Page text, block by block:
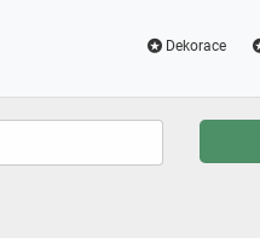
Dekorace